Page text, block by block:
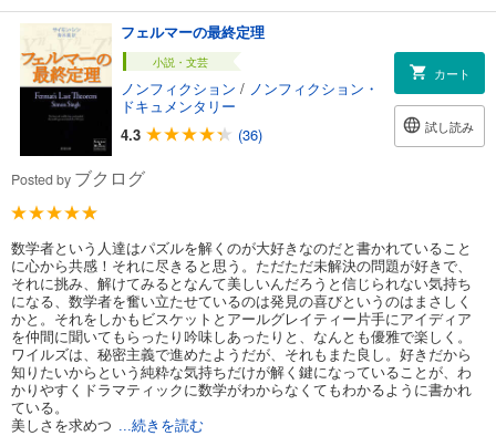
フェルマーの最終定理
小説・文芸
ノンフィクション / ノンフィクション・
ドキュメンタリー
4.3
(36)
カート
試し読み
Posted by ブクログ
数学者という人達はパズルを解くのが大好きなのだと書かれていること
に心から共感！それに尽きると思う。ただただ未解決の問題が好きで、
それに挑み、解けてみるとなんて美しいんだろうと信じられない気持ち
になる、数学者を奮い立たせているのは発見の喜びというのはまさしく
かと。それをしかもビスケットとアールグレイティー片手にアイディア
を仲間に聞いてもらったり吟味しあったりと、なんとも優雅で楽しく。
ワイルズは、秘密主義で進めたようだが、それもまた良し。好きだから
知りたいからという純粋な気持ちだけが解く鍵になっていることが、わ
かりやすくドラマティックに数学がわからなくてもわかるように書かれ
ている。
美しさを求めつ ...続きを読む